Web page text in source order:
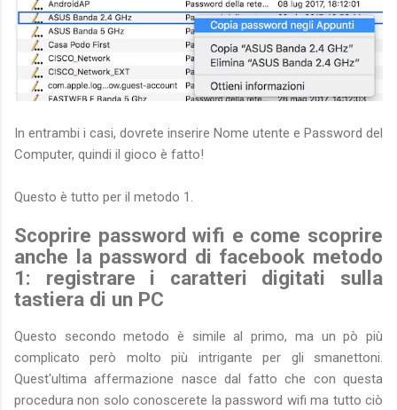
In entrambi i casi, dovrete inserire Nome utente e Password del
Computer, quindi il gioco è fatto!
Questo è tutto per il metodo 1.
Scoprire password wifi e come scoprire
anche la password di facebook metodo
1: registrare i caratteri digitati sulla
tastiera di un PC
Questo secondo metodo è simile al primo, ma un pò più
complicato però molto più intrigante per gli smanettoni.
Quest'ultima affermazione nasce dal fatto che con questa
procedura non solo conoscerete la password wifi ma tutto ciò